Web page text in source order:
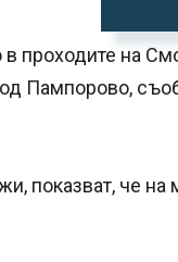
проходите на
Пампорово,
показват, че